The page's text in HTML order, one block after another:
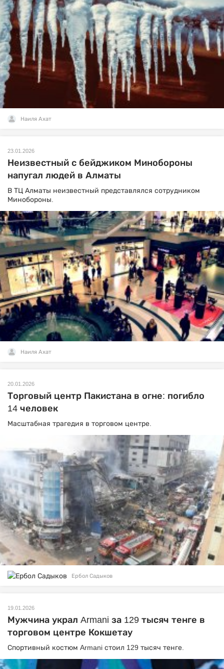
Наиля Ахат
23.01.2026
Неизвестный с бейджиком Минобороны
напугал людей в Алматы
В ТЦ Алматы неизвестный представлялся сотрудником
Минобороны.
Наиля Ахат
20.01.2026
Торговый центр Пакистана в огне: погибло
14 человек
Масштабная трагедия в торговом центре.
Ербол Садыков
19.01.2026
Мужчина украл Armani за 129 тысяч тенге в
торговом центре Кокшетау
Спортивный костюм Armani стоил 129 тысяч тенге.